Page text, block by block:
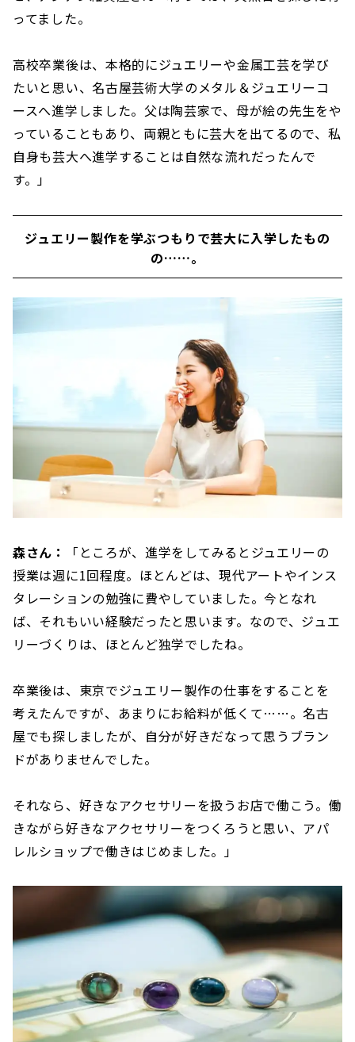
ってました。
高校卒業後は、本格的にジュエリーや金属工芸を学び
たいと思い、名古屋芸術大学のメタル＆ジュエリーコ
ースへ進学しました。父は陶芸家で、母が絵の先生をや
っていることもあり、両親ともに芸大を出てるので、私
自身も芸大へ進学することは自然な流れだったんで
す。」
ジュエリー製作を学ぶつもりで芸大に入学したもの
の……。
森さん：
「ところが、進学をしてみるとジュエリーの
授業は週に1回程度。ほとんどは、現代アートやインス
タレーションの勉強に費やしていました。今となれ
ば、それもいい経験だったと思います。なので、ジュエ
リーづくりは、ほとんど独学でしたね。
卒業後は、東京でジュエリー製作の仕事をすることを
考えたんですが、あまりにお給料が低くて……。名古
屋でも探しましたが、自分が好きだなって思うブラン
ドがありませんでした。
それなら、好きなアクセサリーを扱うお店で働こう。働
きながら好きなアクセサリーをつくろうと思い、アパ
レルショップで働きはじめました。」